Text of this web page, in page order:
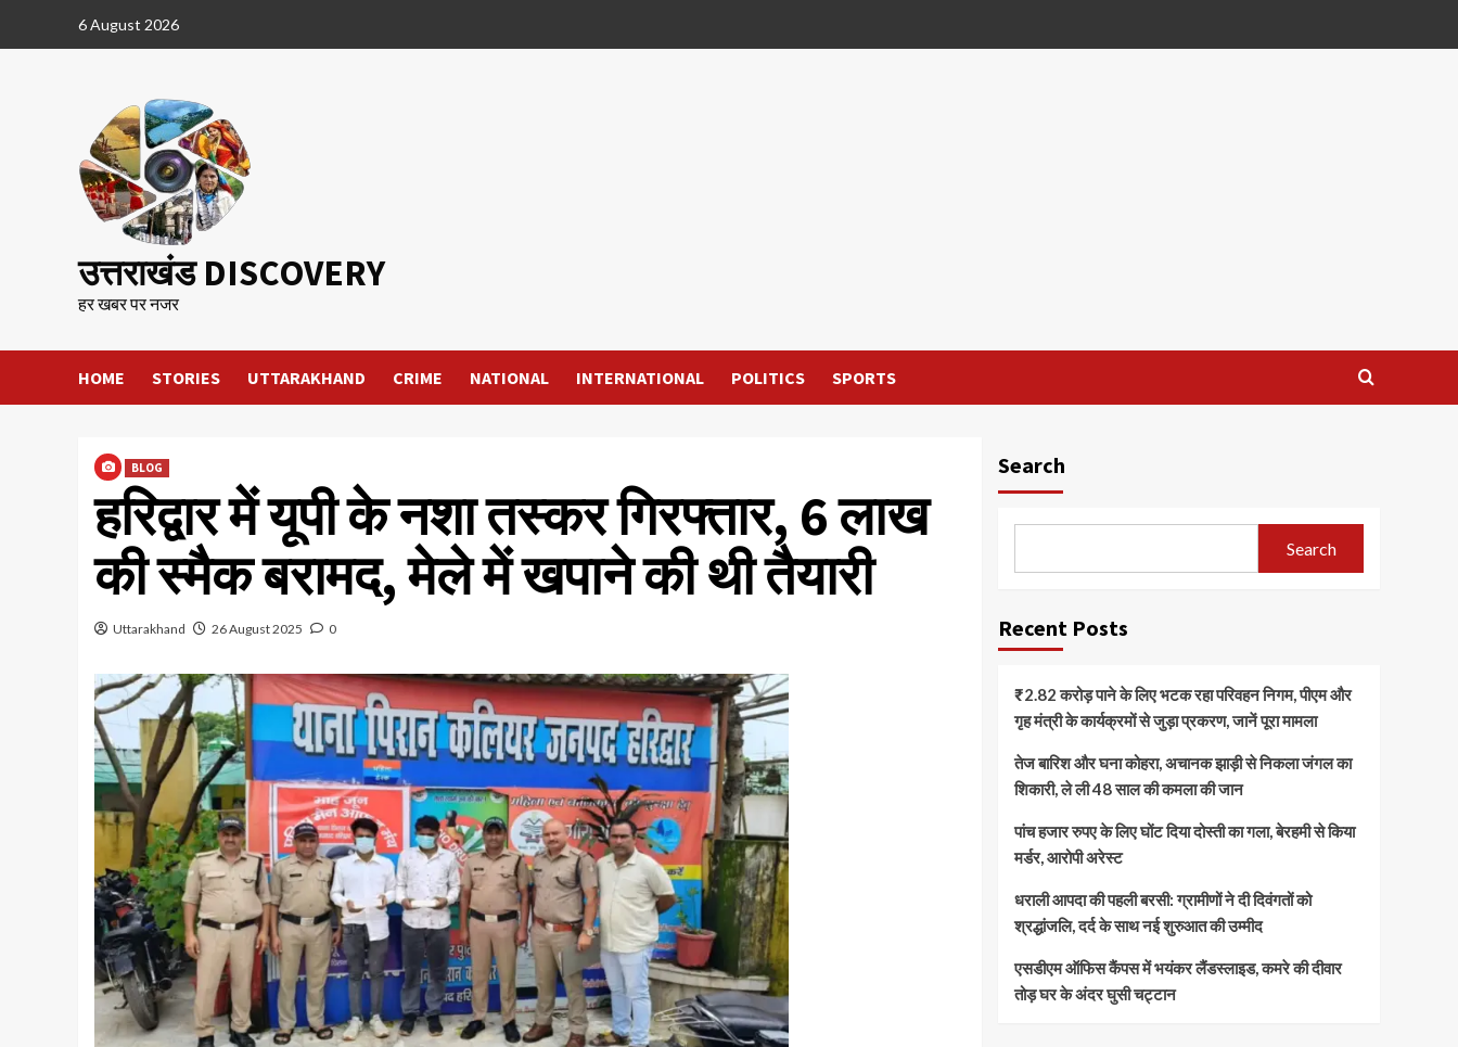
6 August 2026
उत्तराखंड DISCOVERY
हर खबर पर नजर
HOME STORIES UTTARAKHAND CRIME NATIONAL INTERNATIONAL POLITICS SPORTS
BLOG
हरिद्वार में यूपी के नशा तस्कर गिरफ्तार, 6 लाख
की स्मैक बरामद, मेले में खपाने की थी तैयारी
Uttarakhand 26 August 2025 0
Search
Search
Recent Posts
₹2.82 करोड़ पाने के लिए भटक रहा परिवहन निगम, पीएम और
गृह मंत्री के कार्यक्रमों से जुड़ा प्रकरण, जानें पूरा मामला
तेज बारिश और घना कोहरा, अचानक झाड़ी से निकला जंगल का
शिकारी, ले ली 48 साल की कमला की जान
पांच हजार रुपए के लिए घोंट दिया दोस्ती का गला, बेरहमी से किया
मर्डर, आरोपी अरेस्ट
धराली आपदा की पहली बरसी: ग्रामीणों ने दी दिवंगतों को
श्रद्धांजलि, दर्द के साथ नई शुरुआत की उम्मीद
एसडीएम ऑफिस कैंपस में भयंकर लैंडस्लाइड, कमरे की दीवार
तोड़ घर के अंदर घुसी चट्टान